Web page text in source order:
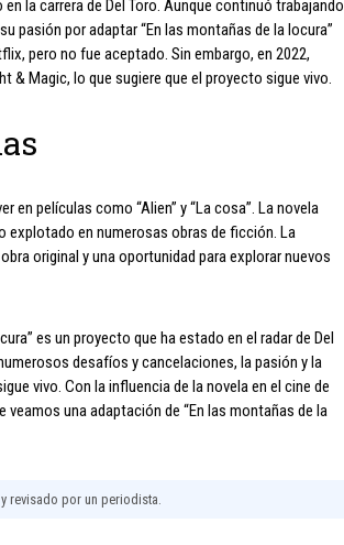
la carrera de Del Toro. Aunque continuó trabajando
pasión por adaptar “En las montañas de la locura”
pero no fue aceptado. Sin embargo, en 2022,
& Magic, lo que sugiere que el proyecto sigue vivo.
en películas como “Alien” y “La cosa”. La novela
explotado en numerosas obras de ficción. La
original y una oportunidad para explorar nuevos
es un proyecto que ha estado en el radar de Del
desafíos y cancelaciones, la pasión y la
vivo. Con la influencia de la novela en el cine de
una adaptación de “En las montañas de la
revisado por un periodista.